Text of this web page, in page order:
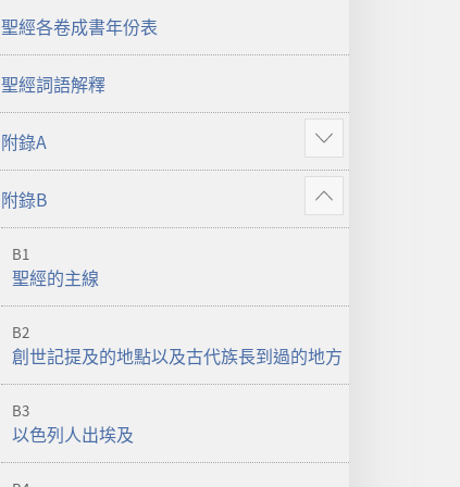
本
（2019
年
聖經各卷成書年份表
聖經詞語解釋
附錄A
顯
示
更
多
附錄B
顯
示
B1
聖經的主線
B2
創世記提及的地點以及古代族長到過的地方
B3
以色列人出埃及